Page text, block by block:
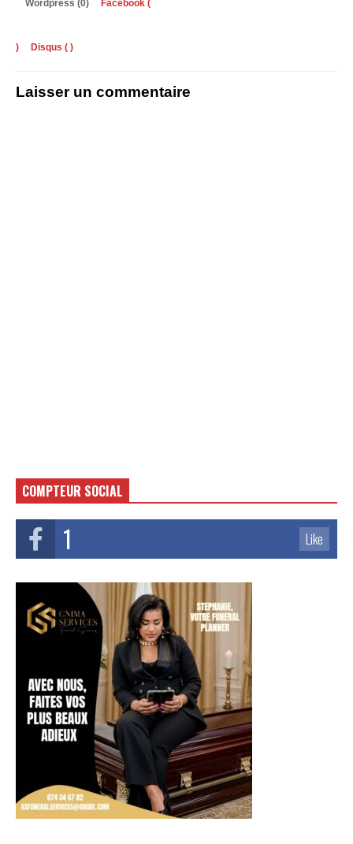
Wordpress (0) Facebook (
) Disqus ( )
Laisser un commentaire
COMPTEUR SOCIAL
1 Like